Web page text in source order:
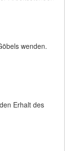
wenden.
Erhalt des